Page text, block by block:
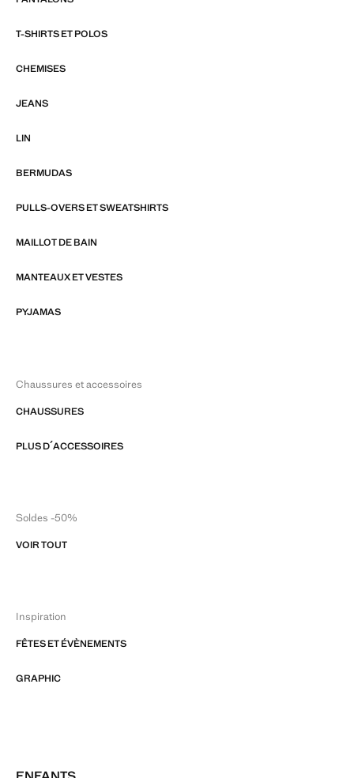
T-SHIRTS ET POLOS
CHEMISES
JEANS
LIN
BERMUDAS
PULLS-OVERS ET SWEATSHIRTS
MAILLOT DE BAIN
MANTEAUX ET VESTES
PYJAMAS
Chaussures et accessoires
CHAUSSURES
PLUS D´ACCESSOIRES
Soldes -50%
VOIR TOUT
Inspiration
FÊTES ET ÉVÈNEMENTS
GRAPHIC